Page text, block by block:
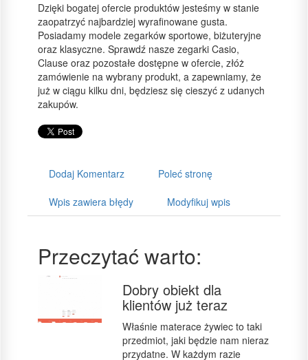
Dzięki bogatej ofercie produktów jesteśmy w stanie
zaopatrzyć najbardziej wyrafinowane gusta.
Posiadamy modele zegarków sportowe, biżuteryjne
oraz klasyczne. Sprawdź nasze zegarki Casio,
Clause oraz pozostałe dostępne w ofercie, złóż
zamówienie na wybrany produkt, a zapewniamy, że
już w ciągu kilku dni, będziesz się cieszyć z udanych
zakupów.
Dodaj Komentarz Poleć stronę
Wpis zawiera błędy Modyfikuj wpis
Przeczytać warto:
Dobry obiekt dla
klientów już teraz
Właśnie materace żywiec to taki
przedmiot, jaki będzie nam nieraz
przydatne. W każdym razie